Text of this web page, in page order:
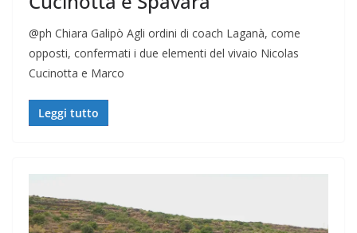
@ph Chiara Galipò Agli ordini di coach Laganà, come
opposti, confermati i due elementi del vivaio Nicolas
Cucinotta e Marco
Leggi tutto